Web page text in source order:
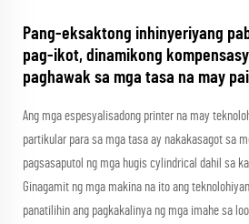
Pang-eksaktong inhinyeriyang
pag-ikot, dinamikong
paghawak sa mga tasa na may
Ang mga espesyalisadong printer na may
partikular para sa mga tasa ay nakakasagot sa
pagsasaputol ng mga hugis cylindrical dahil sa
Ginagamit ng mga makina na ito ang
panatilihin ang pagkakalinya ng mga imahe sa